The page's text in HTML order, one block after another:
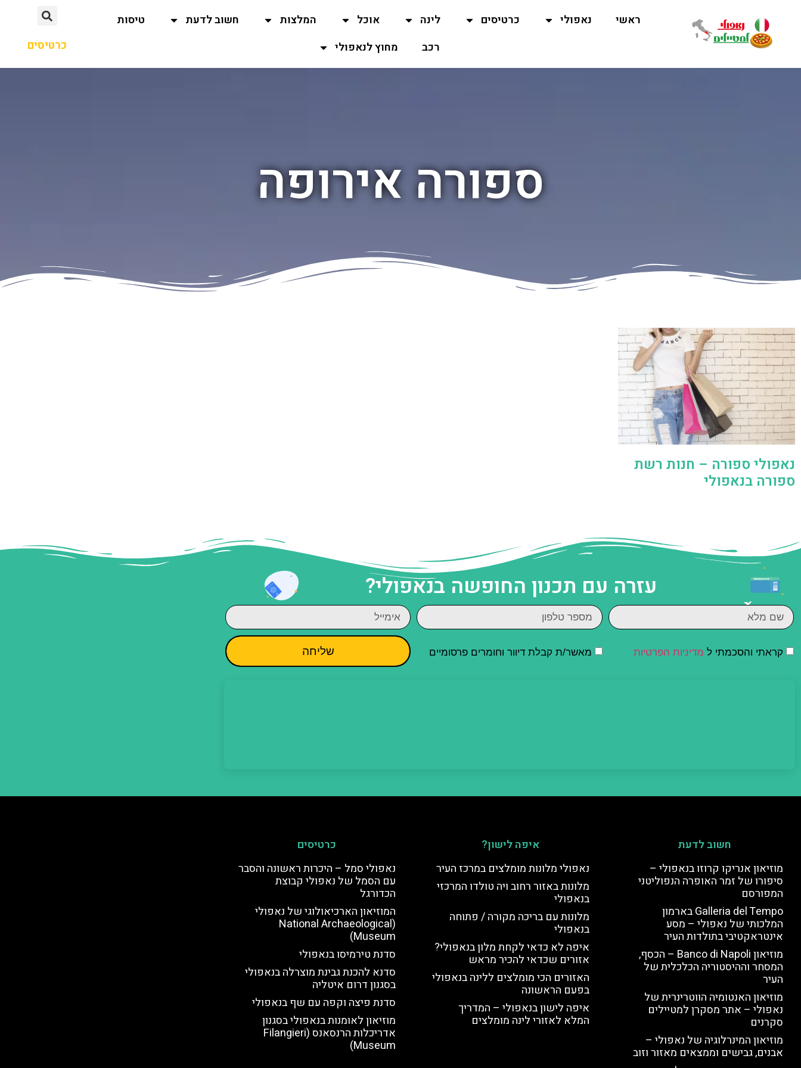
ראשי נאפולי כרטיסים לינה אוכל המלצות חשוב לדעת
טיסות
רכב
מחוץ לנאפולי כרטיסים
ספורה אירופה
נאפולי ספורה – חנות רשת
ספורה בנאפולי
עזרה עם תכנון החופשה בנאפולי?
קראתי והסכמתי ל מדיניות הפרטיות מאשר/ת קבלת דיוור וחומרים פרסומיים שליחה
חשוב לדעת
מוזיאון אנריקו קרוזו בנאפולי –
סיפורו של זמר האופרה הנפוליטני
המפורסם
Galleria del Tempo בארמון
המלכותי של נאפולי – מסע
אינטראקטיבי בתולדות העיר
מוזיאון Banco di Napoli – הכסף,
המסחר וההיסטוריה הכלכלית של
העיר
מוזיאון האנטומיה הווטרינרית של
נאפולי – אתר מסקרן למטיילים
סקרנים
מוזיאון המינרלוגיה של נאפולי –
אבנים, גבישים וממצאים מאזור וזוב
איפה לישון?
נאפולי מלונות מומלצים במרכז העיר
מלונות באזור רחוב ויה טולדו המרכזי
בנאפולי
מלונות עם בריכה מקורה / פתוחה
בנאפולי
איפה לא כדאי לקחת מלון בנאפולי?
אזורים שכדאי להכיר מראש
האזורים הכי מומלצים ללינה בנאפולי
בפעם הראשונה
איפה לישון בנאפולי – המדריך
המלא לאזורי לינה מומלצים
כרטיסים
נאפולי סמל – היכרות ראשונה והסבר
עם הסמל של נאפולי קבוצת
הכדורגל
המוזיאון הארכיאולוגי של נאפולי
(National Archaeological
Museum)
סדנת טירמיסו בנאפולי
סדנא להכנת גבינת מוצרלה בנאפולי
בסגנון דרום איטליה
סדנת פיצה וקפה עם שף בנאפולי
מוזיאון לאומנות בנאפולי בסגנון
אדריכלות הרנסאנס (Filangieri
Museum)